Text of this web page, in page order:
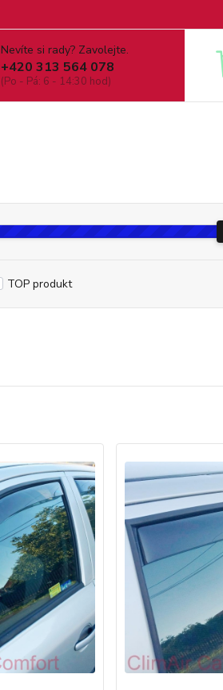
Nevíte si rady? Zavolejte.
+420 313 564 078
(Po - Pá: 6 - 14:30 hod)
TOP produkt